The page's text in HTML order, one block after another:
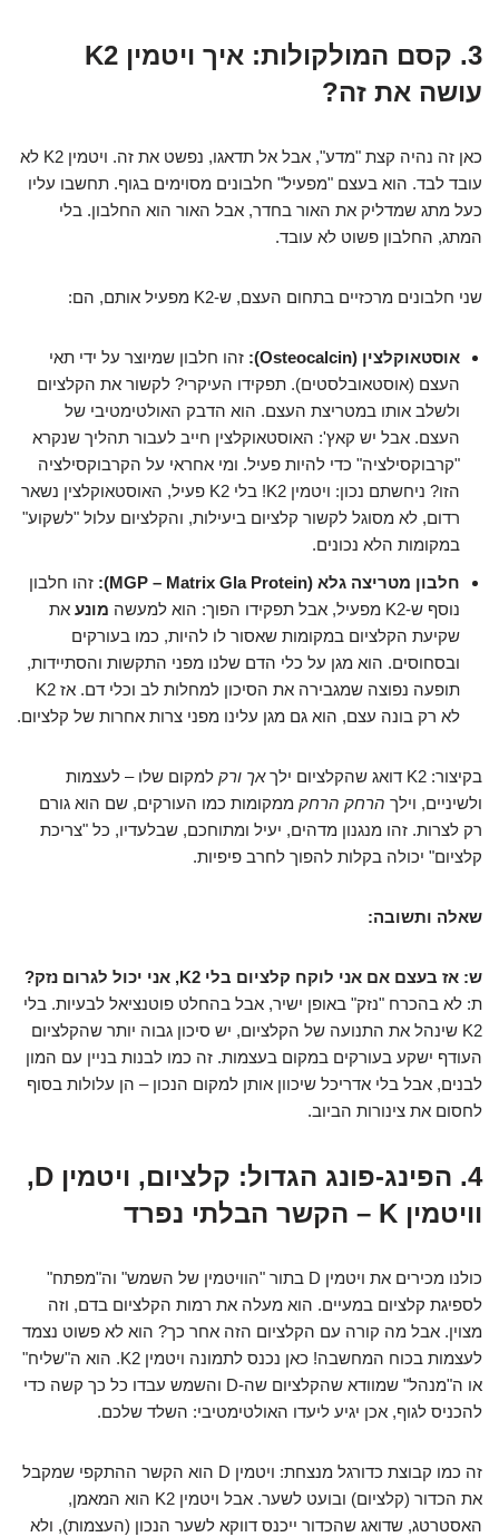
3. קסם המולקולות: איך ויטמין K2
עושה את זה?
כאן זה נהיה קצת "מדע", אבל אל תדאגו, נפשט את זה. ויטמין K2 לא
עובד לבד. הוא בעצם "מפעיל" חלבונים מסוימים בגוף. תחשבו עליו
כעל מתג שמדליק את האור בחדר, אבל האור הוא החלבון. בלי
המתג, החלבון פשוט לא עובד.
שני חלבונים מרכזיים בתחום העצם, ש-K2 מפעיל אותם, הם:
אוסטאוקלצין (Osteocalcin):
זהו חלבון שמיוצר על ידי תאי
העצם (אוסטאובלסטים). תפקידו העיקרי? לקשור את הקלציום
ולשלב אותו במטריצת העצם. הוא הדבק האולטימטיבי של
העצם. אבל יש קאץ': האוסטאוקלצין חייב לעבור תהליך שנקרא
"קרבוקסילציה" כדי להיות פעיל. ומי אחראי על הקרבוקסילציה
הזו? ניחשתם נכון: ויטמין K2! בלי K2 פעיל, האוסטאוקלצין נשאר
רדום, לא מסוגל לקשור קלציום ביעילות, והקלציום עלול "לשקוע"
במקומות הלא נכונים.
חלבון מטריצה גלא (MGP – Matrix Gla Protein):
זהו חלבון
נוסף ש-K2 מפעיל, אבל תפקידו הפוך: הוא למעשה
מונע את
שקיעת הקלציום במקומות שאסור לו להיות, כמו בעורקים
ובסחוסים. הוא מגן על כלי הדם שלנו מפני התקשות והסתיידות,
תופעה נפוצה שמגבירה את הסיכון למחלות לב וכלי דם. אז K2
לא רק בונה עצם, הוא גם מגן עלינו מפני צרות אחרות של קלציום.
בקיצור: K2 דואג שהקלציום ילך אך ורק למקום שלו – לעצמות
ולשיניים, וילך הרחק הרחק ממקומות כמו העורקים, שם הוא גורם
רק לצרות. זהו מנגנון מדהים, יעיל ומתוחכם, שבלעדיו, כל "צריכת
קלציום" יכולה בקלות להפוך לחרב פיפיות.
שאלה ותשובה:
ש: אז בעצם אם אני לוקח קלציום בלי K2, אני יכול לגרום נזק?
ת: לא בהכרח "נזק" באופן ישיר, אבל בהחלט פוטנציאל לבעיות. בלי
K2 שינהל את התנועה של הקלציום, יש סיכון גבוה יותר שהקלציום
העודף ישקע בעורקים במקום בעצמות. זה כמו לבנות בניין עם המון
לבנים, אבל בלי אדריכל שיכוון אותן למקום הנכון – הן עלולות בסוף
לחסום את צינורות הביוב.
4. הפינג-פונג הגדול: קלציום, ויטמין D,
וויטמין K – הקשר הבלתי נפרד
כולנו מכירים את ויטמין D בתור "הוויטמין של השמש" וה"מפתח"
לספיגת קלציום במעיים. הוא מעלה את רמות הקלציום בדם, וזה
מצוין. אבל מה קורה עם הקלציום הזה אחר כך? הוא לא פשוט נצמד
לעצמות בכוח המחשבה! כאן נכנס לתמונה ויטמין K2. הוא ה"שליח"
או ה"מנהל" שמוודא שהקלציום שה-D והשמש עבדו כל כך קשה כדי
להכניס לגוף, אכן יגיע ליעדו האולטימטיבי: השלד שלכם.
זה כמו קבוצת כדורגל מנצחת: ויטמין D הוא הקשר ההתקפי שמקבל
את הכדור (קלציום) ובועט לשער. אבל ויטמין K2 הוא המאמן,
האסטרטג, שדואג שהכדור ייכנס דווקא לשער הנכון (העצמות), ולא